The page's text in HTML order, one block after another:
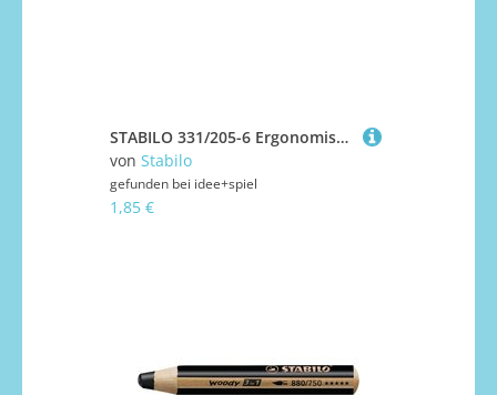
STABILO 331/205-6 Ergonomischer Buntstift für Linkshänder - STABILO EASYcolors - Einzelstift - gelb
von Stabilo
gefunden bei idee+spiel
1,85 €